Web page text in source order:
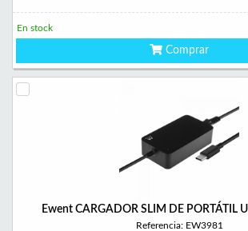
En stock
Comprar
Ewent CARGADOR SLIM DE PORTÁTIL
Referencia: EW3981